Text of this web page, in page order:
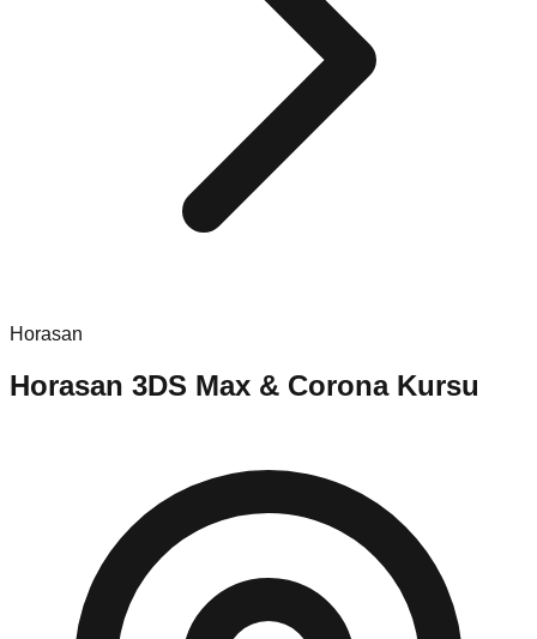
Horasan
Horasan 3DS Max & Corona Kursu